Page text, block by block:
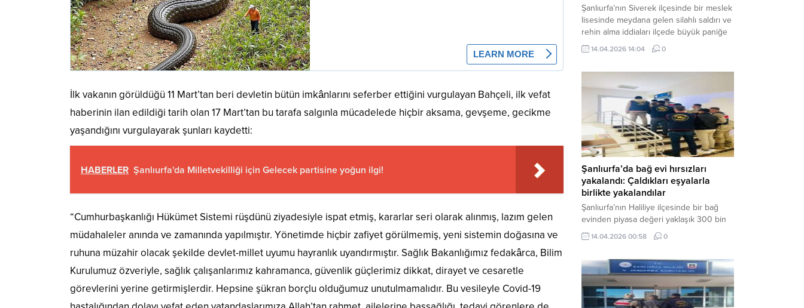
İlk vakanın görüldüğü 11 Mart’tan beri devletin bütün imkânlarını seferber ettiğini vurgulayan Bahçeli, ilk vefat
haberinin ilan edildiği tarih olan 17 Mart’tan bu tarafa salgınla mücadelede hiçbir aksama, gevşeme, gecikme
yaşandığını vurgulayarak şunları kaydetti:
HABERLER Şanlıurfa'da Milletvekilliği için Gelecek partisine yoğun ilgi!
“Cumhurbaşkanlığı Hükümet Sistemi rüşdünü ziyadesiyle ispat etmiş, kararlar seri olarak alınmış, lazım gelen
müdahaleler anında ve zamanında yapılmıştır. Yönetimde hiçbir zafiyet görülmemiş, yeni sistemin doğasına ve
ruhuna müzahir olacak şekilde devlet-millet uyumu hayranlık uyandırmıştır. Sağlık Bakanlığımız fedakârca, Bilim
Kurulumuz özveriyle, sağlık çalışanlarımız kahramanca, güvenlik güçlerimiz dikkat, dirayet ve cesaretle
görevlerini yerine getirmişlerdir. Hepsine şükran borçlu olduğumuz unutulmamalıdır. Bu vesileyle Covid-19
Şanlıurfa’nın Siverek ilçesinde bir meslek
lisesinde meydana gelen silahlı saldırı ve
rehin alma iddiaları ilçede büyük paniğe
neden oldu. Olay yerine çok sayıda özel
harekat polisi ve sağlık ekibi sevk
çalışmaları devam ediyor. Haber Merkezi
– Siverek ilçesi Hasan Çelebi
Mahallesi’nde bulunan Ahmet Koyuncu
Mesleki...
14.04.2026 14:04 0
Şanlıurfa’da bağ evi hırsızları
yakalandı: Çaldıkları eşyalarla
birlikte yakalandılar
Şanlıurfa’nın Haliliye ilçesinde bir bağ
evinden piyasa değeri yaklaşık 300 bin
TL olan eşyaları çalan şüpheliler,
jandarmanın başarılı operasyonuyla
şüpheliden 2’si tutuklanarak cezaevine
gönderildi. Haber Merkezi – Şanlıurfa İl
Jandarma Komutanlığı, “Faili Meçhul
Hırsızlık Olaylarının Aydınlatılmasına”
14.04.2026 00:58 0